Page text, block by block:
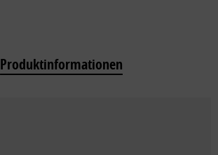
Produktinformationen